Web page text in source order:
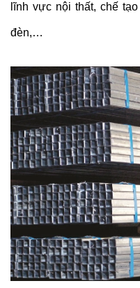
lĩnh vực nội thất, chế
đèn,…